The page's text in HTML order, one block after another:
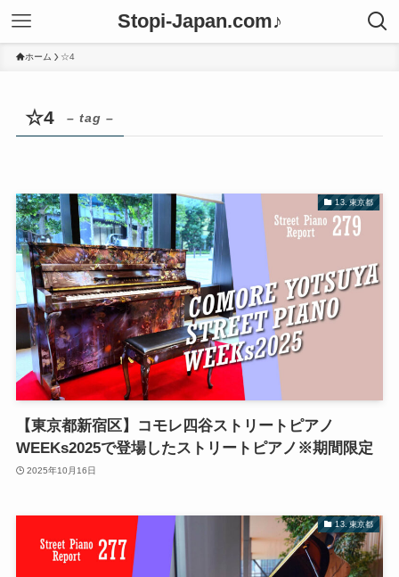
Stopi-Japan.com♪
ホーム ☆4
☆4 – tag –
13. 東京都
【東京都新宿区】コモレ四谷ストリートピアノ
WEEKs2025で登場したストリートピアノ※期間限定
2025年10月16日
13. 東京都